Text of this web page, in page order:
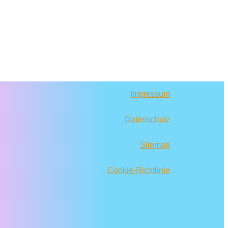
Impressum
Datenschutz
Sitemap
Cookie-Richtlinie